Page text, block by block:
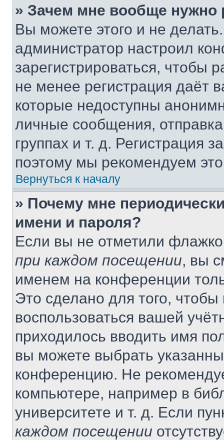
» Зачем мне вообще нужно
Вы можете этого и не
администратор настроил
зарегистрироваться, чтобы
не менее регистрация даёт
которые недоступны
личные сообщения,
группах и т. д. Регистрация
поэтому мы рекомендуем
Вернуться к началу
» Почему мне
имени и пароля?
Если вы не отметили
при каждом посещении, вы
именем на конференции
Это сделано для того, чтобы
воспользоваться вашей
приходилось вводить имя
вы можете выбрать
конференцию. Не
компьютере, например в
университете и т. д. Если
каждом посещении